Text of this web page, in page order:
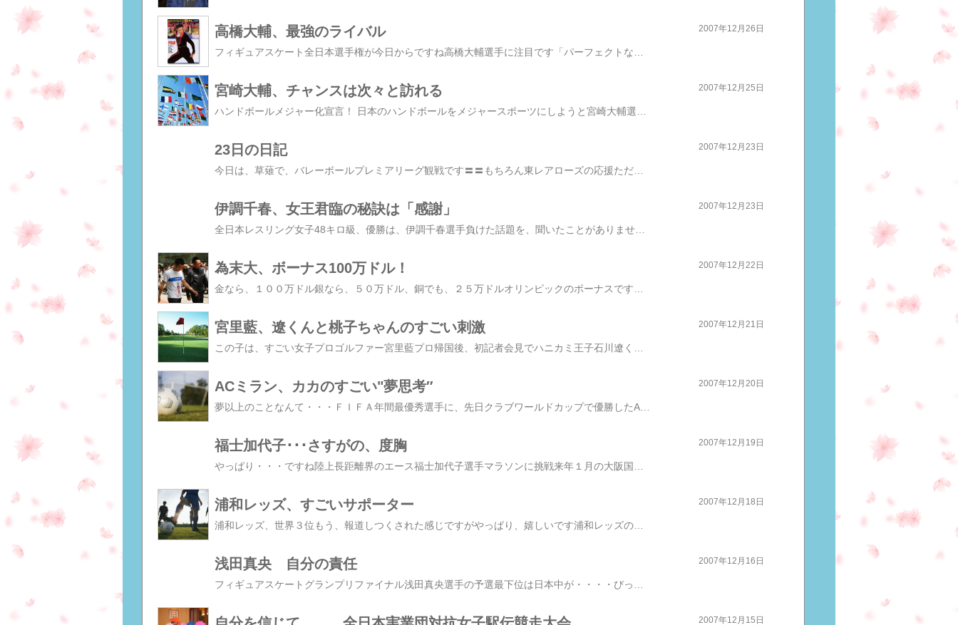
高橋大輔、最強のライバル 2007年12月26日
宮崎大輔、チャンスは次々と訪れる 2007年12月25日
23日の日記
今日は、草薙で、バレーボールプレミアリーグ観戦です〓〓もちろん東レアローズの応援ただいま 、 アップ中
2007年12月23日
伊調千春、女王君臨の秘訣は「感謝」
全日本レスリング女子48キロ級、優勝は、伊調千春選手負けた話題を、聞いたことがありませんすでに北京五輪代表には決まっています北京までには時間があるちょっと、気が抜けてしまいそうなタイミングの大会ですが「真喜子がいたからここまで来られた。（アテネ五輪覇者の）メルレニより強いかもしれない」最強のライバル坂本真喜子選手に延長戦の末判定で勝利勝利の鍵は、『感謝』「感謝の思いで戦った」『感謝』の思い「感謝」は、感謝を感じた人を最高に気持ちよくさせてくれますプラスの感情は、体にプラスのホルモンを流し体は動く、頭は回る最高の状態にしてくれます強いアスリートほど、「感謝」を大事にしていますということは・・・感謝たくさんできる人はたくさん結果を出せる人「感謝」を意識することで「感謝力」はつきます小さなことも感謝しましょうスポーツは文化です
2007年12月23日
為末大、ボーナス100万ドル！ 2007年12月22日
宮里藍、遼くんと桃子ちゃんのすごい刺激 2007年12月21日
ACミラン、カカのすごい"夢思考″
夢以上のことなんて・・・ＦＩＦＡ年間最優秀選手に、先日クラブワールドカップで優勝したACミランのエース、カカ選手が選ばれましたねコメントを見て、びっくり「子どもの頃はサンパウロでプレーし、ブラジル代表で１試合だけでもプレーすることを夢見ていた。神様は僕に、それ以上のものをプレゼントしてくれた。夢を実現させることができた」 夢思考夢は大きければ、大きいほどいいなぜでしょうそれは・・・本気で、必死になって掴んだ夢でも、そこからがスタートだということは目指す人なら誰でもわかっていることですだから、それよりも大きな夢を描くことで達成しても、バーンアウトしないその先に、ガンガン進んでいけますサンパウロでプレーして、ブラジル代表で１試合だけでもプレーするカカ選手が最初に描いた夢 夢は、思うだけではなく達成した自分を明確に、リアルにイメージして、そのための計画をしっかり立て達成していくものということはこれが出来たらどんなに大きな夢も達成できるということなんですね大事なのは明確な夢をリアルに描くことなんです達成させるためにすることは大きさが違っても同じなんですまずは、こうなりたいを思ってみましょうそして、達成した自分を明確に、リアルに感情までしっかりとイメージしてそうなるためにはどうしたらいいか計画をたてて、行動をすること夢思考一度身についたら、どんどん大きな夢に向かっていける夢以上の夢も達成できる夢思考で、決勝ゴールはイタダキですスポーツは文化です 新しいランキングに登録しました携帯からも投票していただけますよろしくお願いします趣味とスポーツカテゴリー 今日は。。。１３位スポーツ全般部門 ３位ですみなさんの応援をいただき１位を目指しますありがとうございます引き続き、ご協力お願いいたします 人気ブログランキング ☆☆ブログ村ランキング☆☆
2007年12月20日
福士加代子･･･さすがの、度胸 2007年12月19日
浦和レッズ、すごいサポーター
浦和レッズ、世界３位もう、報道しつくされた感じですがやっぱり、嬉しいです浦和レッズのサポーターのみなさんすごかったですあのサポーターのみなさんの様子が、世界中に見てもらえたことこれも世界に、大きなアピールだと思います浦和レッズと言えば １９９９年J2に降格しました当時、日本代表でもある、小野伸二選手を他のJ１チームがほおっておくはずないですよねさらには海外チームからのオファーもあり小野選手にしたら、夢を叶えるチャンスでした海外へ移籍の可能性が高まる中小野選手が最後に選択したのは 浦和レッズに残ること １年でJ1に降格させるケガと戦いながらもその約束どおり、１年でJ１に復帰した後オランダの強豪クラブ・フェイエノールトへ移籍カッコイイです「思いは叶う」ということを教えてくれました 新しいランキングに登録しました携帯からも投票していただけますよろしくお願いします趣味とスポーツカテゴリー 今日は。。。１３位スポーツ全般部門 ３位ですみなさんの応援をいただき１位を目指しますありがとうございます引き続き、ご協力お願いいたします 人気ブログランキング ☆☆ブログ村ランキング☆☆ 恩返しするぞこの状況、普通、考えたらそのまま、海外へ移籍したって誰も、文句はいませんよね長いリーグ中、自分だけ気持ちを持ち続けていたってだめ自分自身を見ても「思い続ける」ことが一番大変自分のことだけ考えたら海外へ移籍を選ぶのではないでしょうかこのまま「残る」というのはものすごい決断ですそれでも苦しいほうを選べるのはここまでお世話になったチームのためいっしょに戦ってきた仲間のため応援し続けてくれるサポーターのため人を喜ばせる恩返しをする、という思いが大きな決断をさせる力を与えてくれるのですね２００７年もあと１３日今年は、どんな方々にお世話になりましたかみなさんの、喜ばせたい人は誰ですか恩返ししたい人は、だれですかここで、確認してみましょうきっと、その方が、これからのみなさんに大きな力を与えてくれるはずですスポーツは文化ですランキング見所は・・・趣味とスポーツカテゴリーでどこまで上がっているかスポーツ全般部門で、１位になるのはこのワンクリックかも・・・応援、よろしくお願いします
2007年12月18日
浅田真央 自分の責任 2007年12月16日
2007年12月15日